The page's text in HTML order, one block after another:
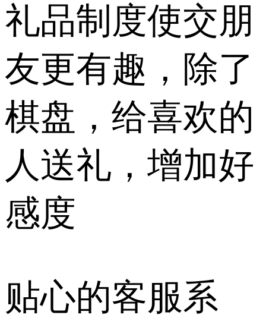
礼品制度使交朋
友更有趣，除了
棋盘，给喜欢的
人送礼，增加好
感度
贴心的客服系